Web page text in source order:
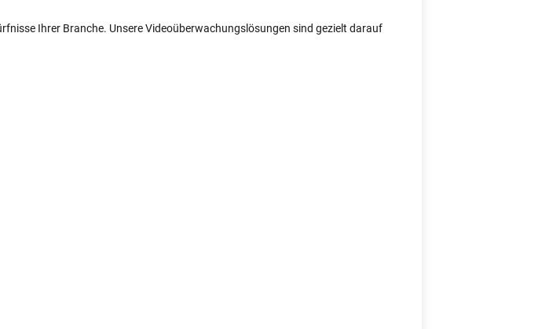
Ihrer Branche. Unsere Videoüberwachungslösungen sind gezielt darauf